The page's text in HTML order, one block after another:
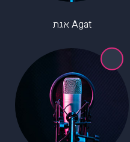
Agat אגת